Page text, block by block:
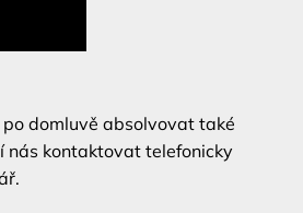
domluvě absolvovat také
nás kontaktovat telefonicky